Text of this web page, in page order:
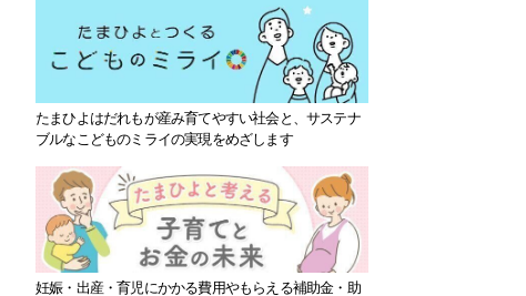
たまひよはだれもが産み育てやすい社会と、サステナ
ブルなこどものミライの実現をめざします
妊娠・出産・育児にかかる費用やもらえる補助金・助